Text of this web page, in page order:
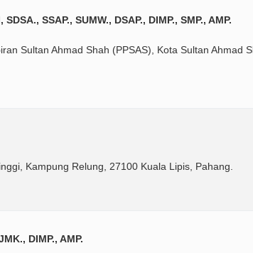
SSAP., SUMW., DSAP., DIMP., SMP., AMP.
Sultan Ahmad Shah (PPSAS), Kota Sultan Ahmad
Kampung Relung, 27100 Kuala Lipis, Pahang.
DIMP., AMP.